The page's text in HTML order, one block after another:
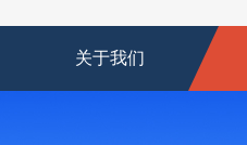
关于我们